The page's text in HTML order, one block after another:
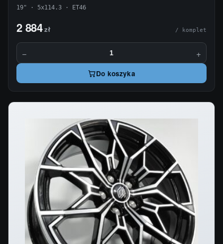
19" · 5x114.3 · ET46
2 884zł / komplet
− +
Do koszyka